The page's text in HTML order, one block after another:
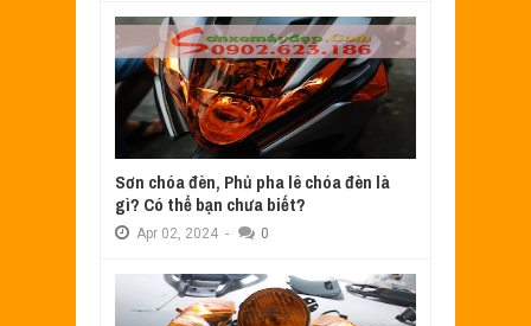
Sơn chóa đèn, Phủ pha lê chóa đèn là
gì? Có thể bạn chưa biết?
Apr 02, 2024 - 0